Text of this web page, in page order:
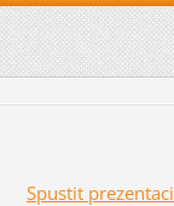
Spustit prezentaci